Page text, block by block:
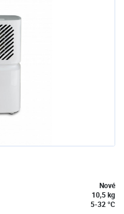
Nové
10,5 kg
5-32 °C